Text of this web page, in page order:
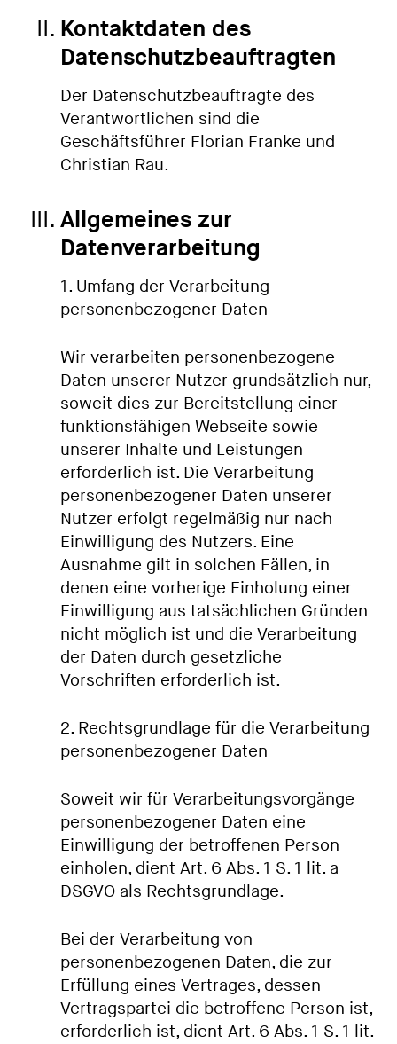
Kontaktdaten des
Datenschutzbeauftragten
Der Datenschutzbeauftragte des
Verantwortlichen sind die
Geschäftsführer Florian Franke und
Christian Rau.
Allgemeines zur
Datenverarbeitung
1. Umfang der Verarbeitung
personenbezogener Daten
Wir verarbeiten personenbezogene
Daten unserer Nutzer grundsätzlich nur,
soweit dies zur Bereitstellung einer
funktionsfähigen Webseite sowie
unserer Inhalte und Leistungen
erforderlich ist. Die Verarbeitung
personenbezogener Daten unserer
Nutzer erfolgt regelmäßig nur nach
Einwilligung des Nutzers. Eine
Ausnahme gilt in solchen Fällen, in
denen eine vorherige Einholung einer
Einwilligung aus tatsächlichen Gründen
nicht möglich ist und die Verarbeitung
der Daten durch gesetzliche
Vorschriften erforderlich ist.
2. Rechtsgrundlage für die Verarbeitung
personenbezogener Daten
Soweit wir für Verarbeitungsvorgänge
personenbezogener Daten eine
Einwilligung der betroffenen Person
einholen, dient Art. 6 Abs. 1 S. 1 lit. a
DSGVO als Rechtsgrundlage.
Bei der Verarbeitung von
personenbezogenen Daten, die zur
Erfüllung eines Vertrages, dessen
Vertragspartei die betroffene Person ist,
erforderlich ist, dient Art. 6 Abs. 1 S. 1 lit.